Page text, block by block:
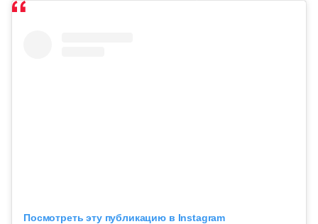
Посмотреть эту публикацию в Instagram